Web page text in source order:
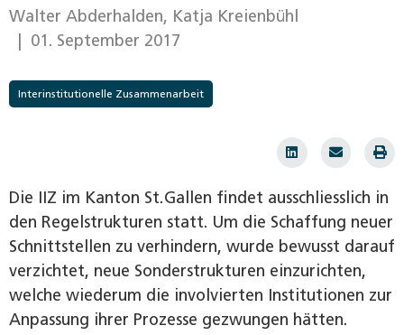
Walter Abderhalden, Katja Kreienbühl
| 01. September 2017
Interinstitutionelle Zusammenarbeit
Die IIZ im Kanton St. Gallen findet ausschliesslich in
den Regelstrukturen statt. Um die Schaffung neuer
Schnittstellen zu verhindern, wurde bewusst darauf
verzichtet, neue Sonderstrukturen einzurichten,
welche wiederum die involvierten Institutionen zur
Anpassung ihrer Prozesse gezwungen hätten.